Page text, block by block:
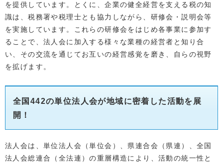
を提供しています。とくに、企業の健全経営を支える税の知
識は、税務署や税理士とも協力しながら、研修会・説明会等
を実施しています。これらの研修会をはじめ各事業に参加す
ることで、法人会に加入する様々な業種の経営者と知り合
い、その交流を通じてお互いの経営感覚を磨き、自らの視野
を拡げます。
全国442の単位法人会が地域に密着した活動を展
開！
法人会は、単位法人会（単位会）、県連合会（県連）、全国
法人会総連合（全法連）の重層構造により、活動の統一性と